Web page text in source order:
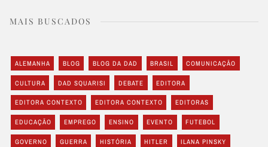
MAIS BUSCADOS
ALEMANHA BLOG BLOG DA DAD BRASIL COMUNICAÇÃO
CULTURA DAD SQUARISI DEBATE EDITORA
EDITORA CONTEXTO EDITORA CONTEXTO EDITORAS
EDUCAÇÃO EMPREGO ENSINO EVENTO FUTEBOL
GOVERNO GUERRA HISTÓRIA HITLER ILANA PINSKY